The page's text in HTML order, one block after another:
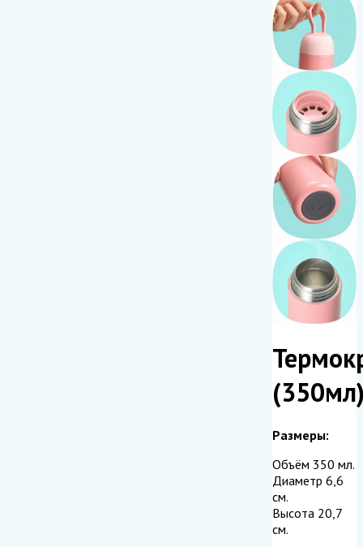
Размеры:
Объём 350 мл.
Диаметр 6,6
см.
Высота 20,7
см.